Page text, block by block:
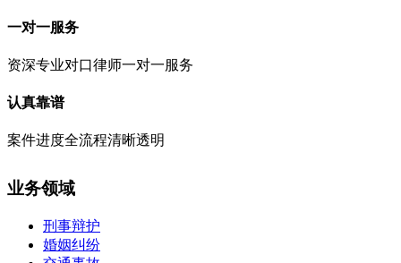
一对一服务
资深专业对口律师一对一服务
认真靠谱
案件进度全流程清晰透明
业务领域
刑事辩护
婚姻纠纷